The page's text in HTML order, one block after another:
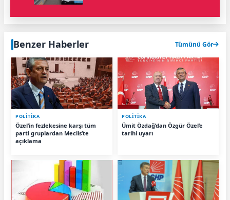
Benzer Haberler Tümünü Gör
POLİTİKA
Özel’in fezlekesine karşı tüm
parti gruplardan Meclis’te
açıklama
POLİTİKA
Ümit Özdağ’dan Özgür Özel’e
tarihi uyarı